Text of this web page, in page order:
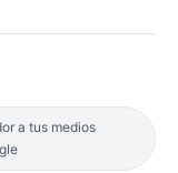
a tus medios